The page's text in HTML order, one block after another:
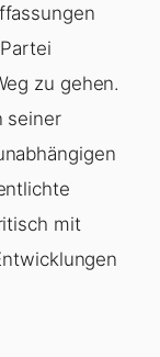
zu gehen.
seiner
mit